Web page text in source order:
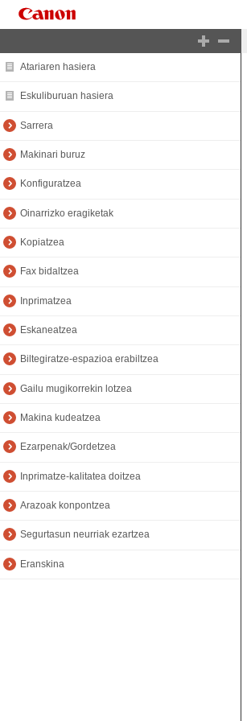
Atariaren hasiera
Eskuliburuan hasiera
Sarrera
Makinari buruz
Konfiguratzea
Oinarrizko eragiketak
Kopiatzea
Fax bidaltzea
Inprimatzea
Eskaneatzea
Biltegiratze-espazioa erabiltzea
Gailu mugikorrekin lotzea
Makina kudeatzea
Ezarpenak/Gordetzea
Inprimatze-kalitatea doitzea
Arazoak konpontzea
Segurtasun neurriak ezartzea
Eranskina